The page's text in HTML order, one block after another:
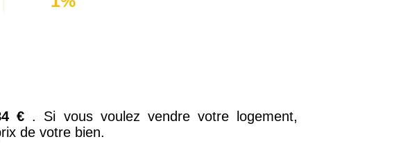
€ . Si vous voulez vendre votre logement,
de votre bien.